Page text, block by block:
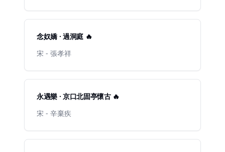
念奴嬌 · 過洞庭 🔥
宋 - 張孝祥
永遇樂 · 京口北固亭懷古 🔥
宋 - 辛棄疾